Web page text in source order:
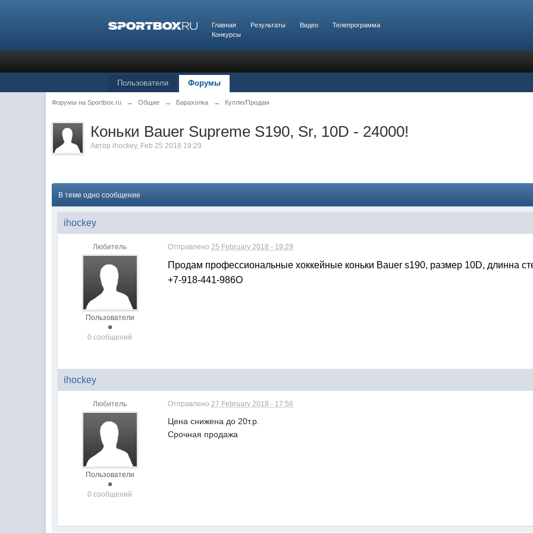
Главная Результаты Видео
Телепрограмма
Конкурсы
Пользователи Форумы
Форумы на Sportbox.ru → Общие → Барахолка → Куплю/Продам
Коньки Bauer Supreme S190, Sr, 10D - 24000!
Автор ihockey, Feb 25 2018 19:29
В теме одно сообщение
ihockey
Любитель
Пользователи
0 сообщений
Отправлено25 February 2018 - 19:29
Продам профессиональные хоккейные коньки Bauer s190, размер 10D, длинна
+7-918-441-986О
ihockey
Любитель
Пользователи
0 сообщений
Отправлено27 February 2018 - 17:56
Цена снижена до 20т.р.
Срочная продажа